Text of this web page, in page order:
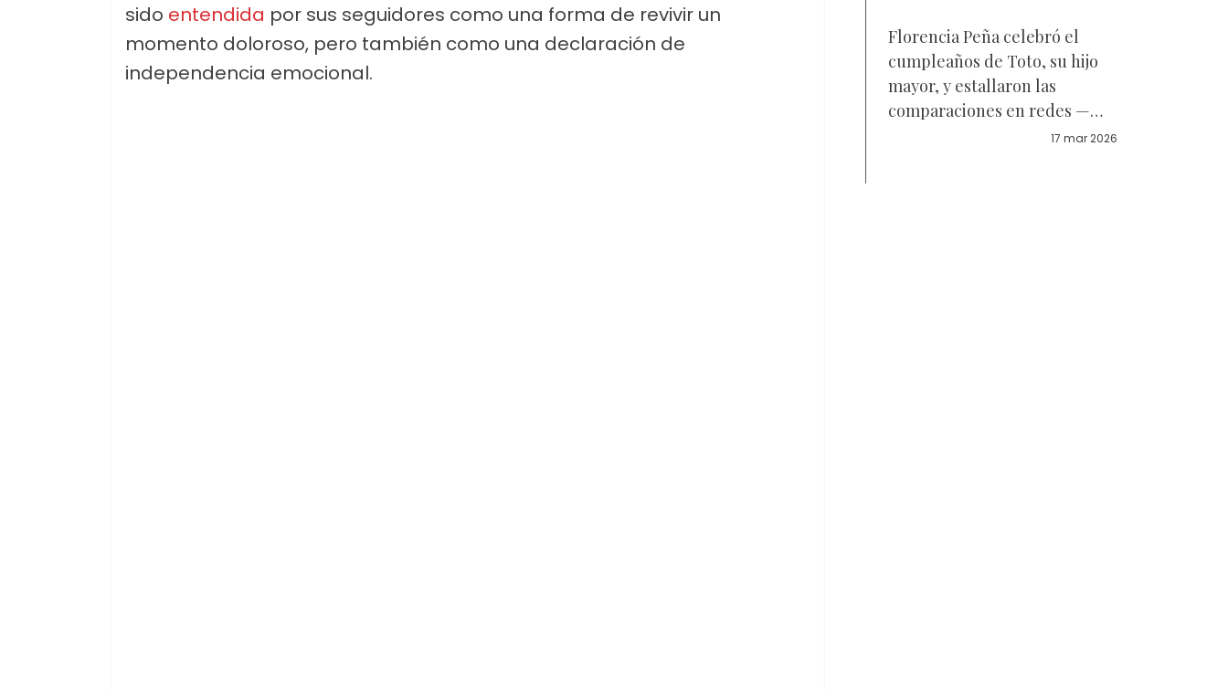
sido entendida por sus seguidores como una forma de revivir un
momento doloroso, pero también como una declaración de
independencia emocional.
Florencia Peña celebró el
cumpleaños de Toto, su hijo
mayor, y estallaron las
comparaciones en redes —
17 mar 2026